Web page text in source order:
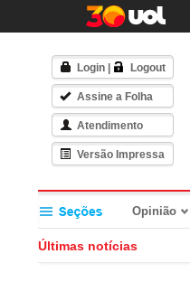
Login Logout
Assine a Folha
Atendimento
Versão Impressa
Opinião
Últimas notícias